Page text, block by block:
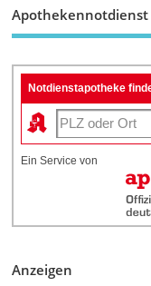
Notdienstapotheke
Ein Service von
Anzeigen